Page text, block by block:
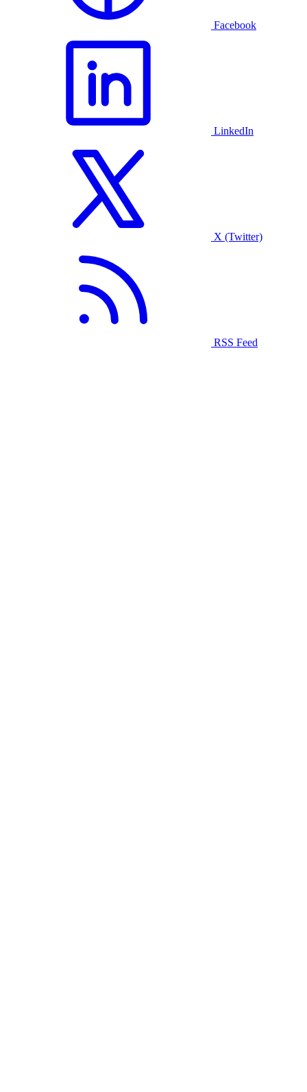
Facebook
LinkedIn
X (Twitter)
RSS Feed